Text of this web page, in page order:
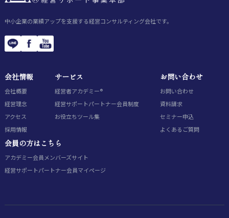
中小企業の業績アップを支援する経営コンサルティング会社です。
会社情報
会社概要
経営理念
アクセス
採用情報
サービス
経営者アカデミー®
経営サポートパートナー会員制度
お役立ちツール集
お問い合わせ
お問い合わせ
資料請求
セミナー申込
よくあるご質問
会員の方はこちら
アカデミー会員 メンバーズサイト
経営サポートパートナー会員マイページ